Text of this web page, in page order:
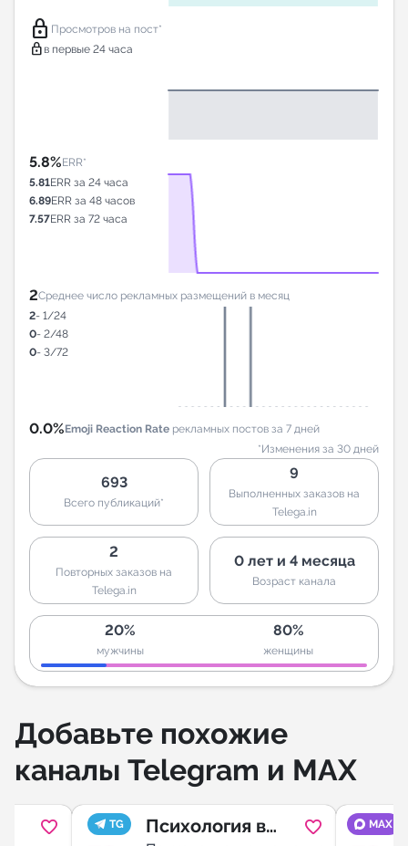
lock Просмотров на пост*
lock в первые 24 часа
5.8%ERR*
5.81ERR за 24 часа
6.89ERR за 48 часов
7.57ERR за 72 часа
2Среднее число рекламных размещений в месяц
2- 1/24
0- 2/48
0- 3/72
0.0%Emoji Reaction Rate рекламных постов за 7 дней
*Изменения за 30 дней
693
Всего публикаций*
9
Выполненных заказов на
Telega.in
2
Повторных заказов на
Telega.in
0 лет и 4 месяца
Возраст канала
20%
мужчины
80%
женщины
Добавьте похожие
каналы Telegram и MAX
TG
Психология в
MAX